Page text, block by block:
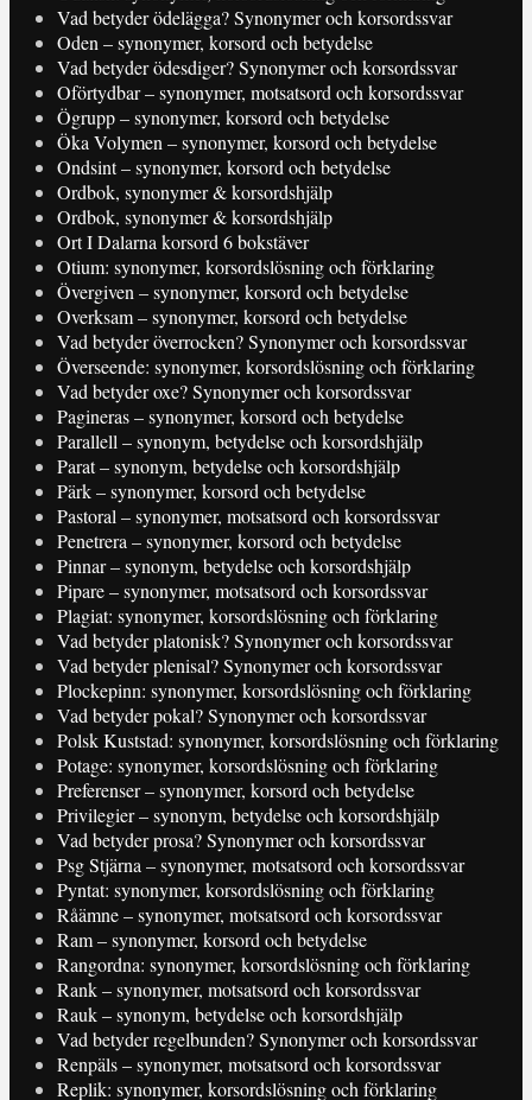
Vad betyder ödelägga? Synonymer och korsordssvar
Oden – synonymer, korsord och betydelse
Vad betyder ödesdiger? Synonymer och korsordssvar
Oförtydbar – synonymer, motsatsord och korsordssvar
Ögrupp – synonymer, korsord och betydelse
Öka Volymen – synonymer, korsord och betydelse
Ondsint – synonymer, korsord och betydelse
Ordbok, synonymer & korsordshjälp
Ordbok, synonymer & korsordshjälp
Ort I Dalarna korsord 6 bokstäver
Otium: synonymer, korsordslösning och förklaring
Övergiven – synonymer, korsord och betydelse
Overksam – synonymer, korsord och betydelse
Vad betyder överrocken? Synonymer och korsordssvar
Överseende: synonymer, korsordslösning och förklaring
Vad betyder oxe? Synonymer och korsordssvar
Pagineras – synonymer, korsord och betydelse
Parallell – synonym, betydelse och korsordshjälp
Parat – synonym, betydelse och korsordshjälp
Pärk – synonymer, korsord och betydelse
Pastoral – synonymer, motsatsord och korsordssvar
Penetrera – synonymer, korsord och betydelse
Pinnar – synonym, betydelse och korsordshjälp
Pipare – synonymer, motsatsord och korsordssvar
Plagiat: synonymer, korsordslösning och förklaring
Vad betyder platonisk? Synonymer och korsordssvar
Vad betyder plenisal? Synonymer och korsordssvar
Plockepinn: synonymer, korsordslösning och förklaring
Vad betyder pokal? Synonymer och korsordssvar
Polsk Kuststad: synonymer, korsordslösning och förklaring
Potage: synonymer, korsordslösning och förklaring
Preferenser – synonymer, korsord och betydelse
Privilegier – synonym, betydelse och korsordshjälp
Vad betyder prosa? Synonymer och korsordssvar
Psg Stjärna – synonymer, motsatsord och korsordssvar
Pyntat: synonymer, korsordslösning och förklaring
Råämne – synonymer, motsatsord och korsordssvar
Ram – synonymer, korsord och betydelse
Rangordna: synonymer, korsordslösning och förklaring
Rank – synonymer, motsatsord och korsordssvar
Rauk – synonym, betydelse och korsordshjälp
Vad betyder regelbunden? Synonymer och korsordssvar
Renpäls – synonymer, motsatsord och korsordssvar
Replik: synonymer, korsordslösning och förklaring